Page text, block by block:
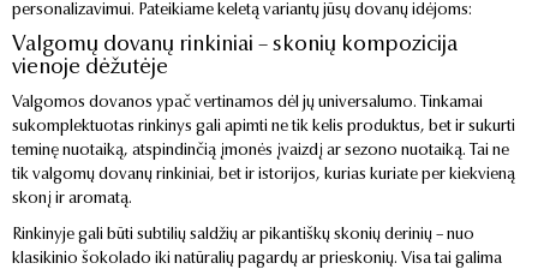
personalizavimui. Pateikiame keletą variantų jūsų dovanų idėjoms:
Valgomų dovanų rinkiniai – skonių kompozicija
vienoje dėžutėje
Valgomos dovanos ypač vertinamos dėl jų universalumo. Tinkamai
sukomplektuotas rinkinys gali apimti ne tik kelis produktus, bet ir sukurti
teminę nuotaiką, atspindinčią įmonės įvaizdį ar sezono nuotaiką. Tai ne
tik valgomų dovanų rinkiniai, bet ir istorijos, kurias kuriate per kiekvieną
skonį ir aromatą.
Rinkinyje gali būti subtilių saldžių ar pikantiškų skonių derinių – nuo
klasikinio šokolado iki natūralių pagardų ar prieskonių. Visa tai galima